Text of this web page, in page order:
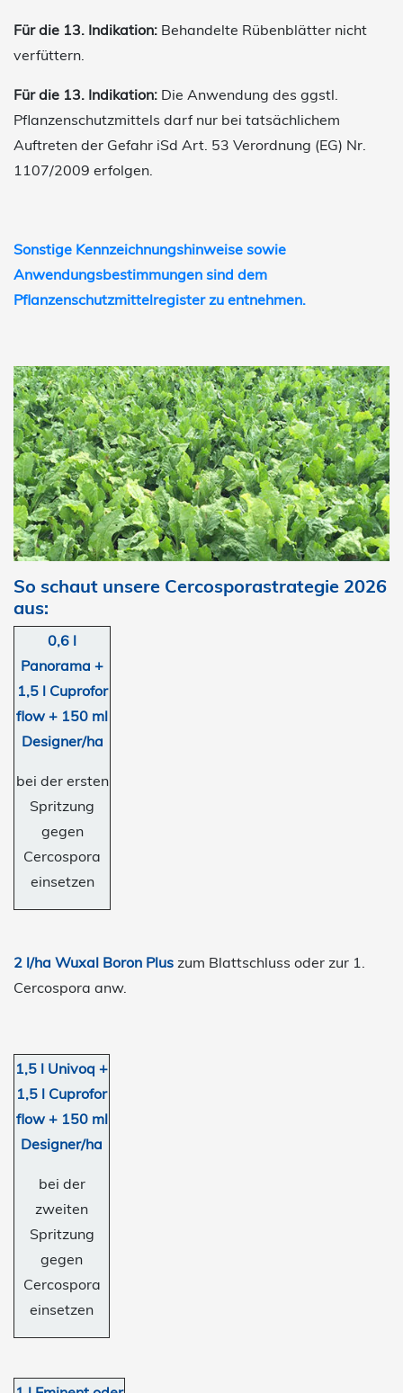
Für die 13. Indikation: Behandelte Rübenblätter nicht
verfüttern.
Für die 13. Indikation: Die Anwendung des ggstl.
Pflanzenschutzmittels darf nur bei tatsächlichem
Auftreten der Gefahr iSd Art. 53 Verordnung (EG) Nr.
1107/2009 erfolgen.
Sonstige Kennzeichnungshinweise sowie
Anwendungsbestimmungen sind dem
Pflanzenschutzmittelregister zu entnehmen.
So schaut unsere Cercosporastrategie 2026
aus:
0,6 l
Panorama +
1,5 l Cuprofor
flow + 150 ml
Designer/ha
bei der ersten
Spritzung
gegen
Cercospora
einsetzen
2 l/ha Wuxal Boron Plus zum Blattschluss oder zur 1.
Cercospora anw.
1,5 l Univoq +
1,5 l Cuprofor
flow + 150 ml
Designer/ha
bei der
zweiten
Spritzung
gegen
Cercospora
einsetzen